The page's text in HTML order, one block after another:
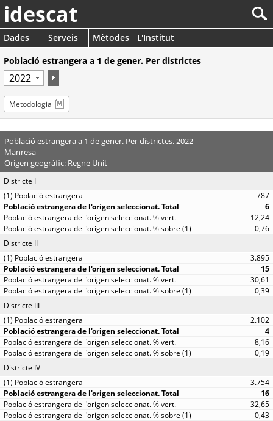
idescat
Dades Serveis Mètodes
L'Institut
Població estrangera a 1 de gener. Per districtes
Metodologia
Població estrangera a 1 de gener. Per districtes. 2022
Manresa
Origen geogràfic: Regne Unit
Districte I
787
6
12,24
0,76
Districte II
3.895
15
30,61
0,39
Districte III
2.102
4
8,16
0,19
Districte IV
3.754
16
32,65
0,43